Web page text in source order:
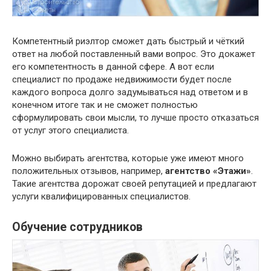
Компетентный риэлтор сможет дать быстрый и чёткий
ответ на любой поставленный вами вопрос. Это докажет
его компетентность в данной сфере. А вот если
специалист по продаже недвижимости будет после
каждого вопроса долго задумываться над ответом и в
конечном итоге так и не сможет полностью
сформулировать свои мысли, то лучше просто отказаться
от услуг этого специалиста.
Можно выбирать агентства, которые уже имеют много
положительных отзывов, например, агентство «Этажи»
Такие агентства дорожат своей репутацией и предлагают
услуги квалифицированных специалистов.
Обучение сотрудников